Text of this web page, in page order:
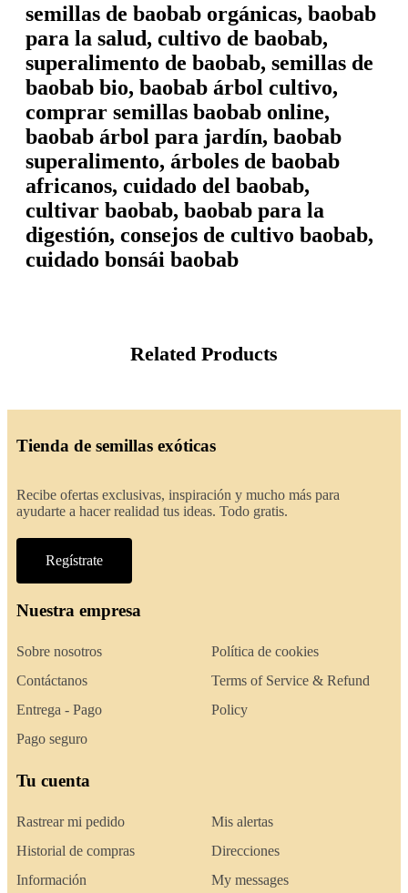
semillas de baobab orgánicas, baobab
para la salud, cultivo de baobab,
superalimento de baobab, semillas de
baobab bio, baobab árbol cultivo,
comprar semillas baobab online,
baobab árbol para jardín, baobab
superalimento, árboles de baobab
africanos, cuidado del baobab,
cultivar baobab, baobab para la
digestión, consejos de cultivo baobab,
cuidado bonsái baobab
Related Products
Tienda de semillas exóticas
Recibe ofertas exclusivas, inspiración y mucho más para
ayudarte a hacer realidad tus ideas. Todo gratis.
Regístrate
Nuestra empresa
Sobre nosotros
Contáctanos
Entrega - Pago
Pago seguro
Política de cookies
Terms of Service & Refund
Policy
Tu cuenta
Rastrear mi pedido
Historial de compras
Información
Mis alertas
Direcciones
My messages